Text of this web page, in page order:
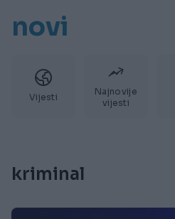
novi
Vijesti
Najnovije
vijesti
kriminal